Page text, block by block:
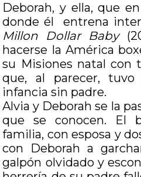
Deborah, y ella, que
donde él entrena
Millon Dollar Baby
hacerse la América
su Misiones natal con
que, al parecer,
infancia sin padre.
Alvia y Deborah se la
que se conocen. El
familia, con esposa y
con Deborah a
galpón olvidado y